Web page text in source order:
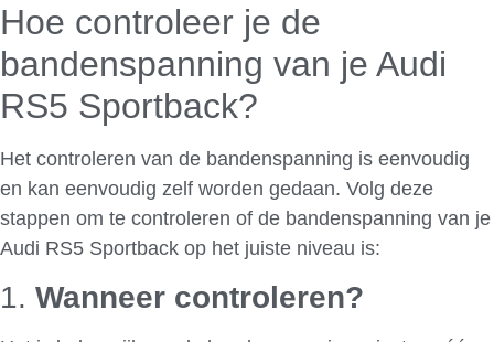
Hoe controleer je de
bandenspanning van je Audi
RS5 Sportback?
Het controleren van de bandenspanning is eenvoudig
en kan eenvoudig zelf worden gedaan. Volg deze
stappen om te controleren of de bandenspanning van je
Audi RS5 Sportback op het juiste niveau is:
1. Wanneer controleren?